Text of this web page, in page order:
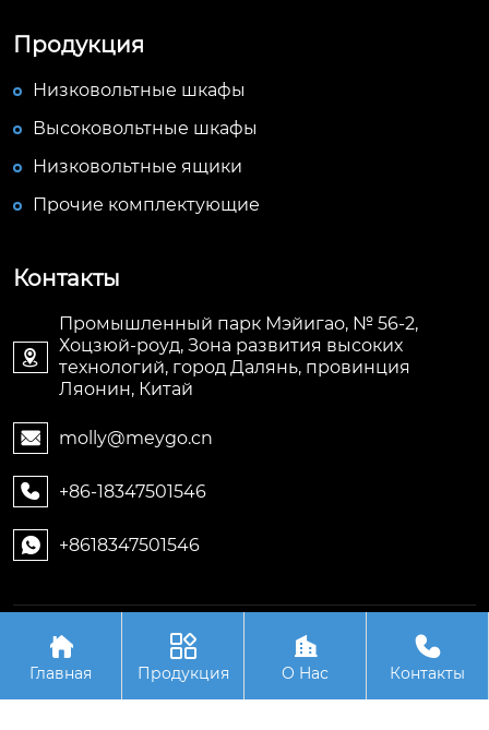
Продукция
Низковольтные шкафы
Высоковольтные шкафы
Низковольтные ящики
Прочие комплектующие
Контакты

Промышленный парк Мэйигао, № 56-2,
Хоцзюй-роуд, Зона развития высоких
технологий, город Далянь, провинция
Ляонин, Китай
 molly@meygo.cn
 +86-18347501546
 +8618347501546
Авторское право©ООО Ляонин Мэйигао Электро
Автоматизация Оборудования

Главная

Продукция

О Hас

Контакты